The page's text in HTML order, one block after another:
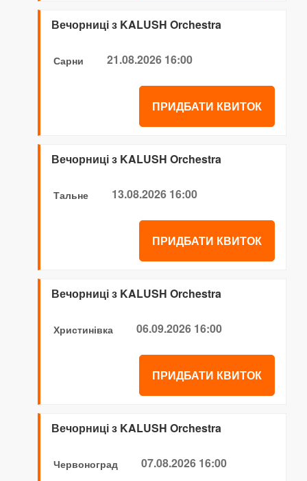
Вечорниці з KALUSH Orchestra
Сарни 21.08.2026 16:00
ПРИДБАТИ КВИТОК
Вечорниці з KALUSH Orchestra
Тальне 13.08.2026 16:00
ПРИДБАТИ КВИТОК
Вечорниці з KALUSH Orchestra
Христинівка 06.09.2026 16:00
ПРИДБАТИ КВИТОК
Вечорниці з KALUSH Orchestra
Червоноград 07.08.2026 16:00